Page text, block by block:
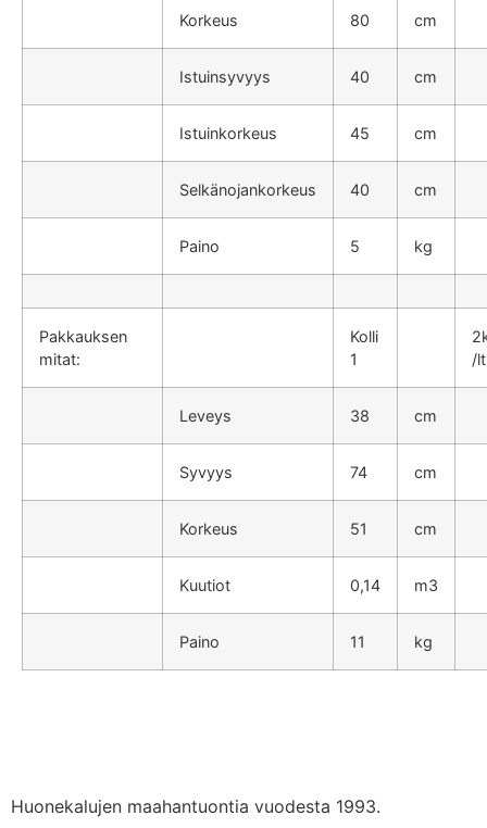
Korkeus 80 cm
Istuinsyvyys 40 cm
Istuinkorkeus 45 cm
Selkänojankorkeus 40 cm
Paino 5 kg
Pakkauksen
mitat:
Kolli
1
/
Leveys 38 cm
Syvyys 74 cm
Korkeus 51 cm
Kuutiot 0,14 m3
Paino 11 kg
Huonekalujen maahantuontia vuodesta 1993.